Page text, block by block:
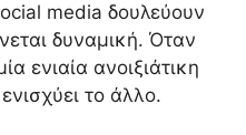
media δουλεύουν
δυναμική. Όταν
ενιαία ανοιξιάτικη
το άλλο.